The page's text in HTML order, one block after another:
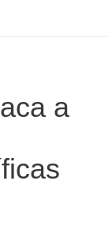
a